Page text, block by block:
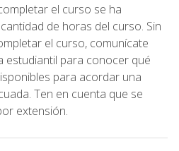
el curso se ha
de horas del curso. Sin
el curso, comunícate
estudiantil para conocer qué
para acordar una
Ten en cuenta que se
extensión.